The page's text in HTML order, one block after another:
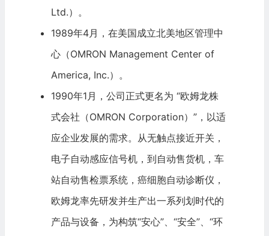
Ltd.）。
1989年4月，在美国成立北美地区管理中
心（OMRON Management Center of
America, Inc.）。
1990年1月，公司正式更名为 “欧姆龙株
式会社（OMRON Corporation）”，以适
应企业发展的需求。从无触点接近开关，
电子自动感应信号机，到自动售货机，车
站自动售检票系统，癌细胞自动诊断仪，
欧姆龙率先研发并生产出一系列划时代的
产品与设备，为构筑“安心”、“安全”、“环